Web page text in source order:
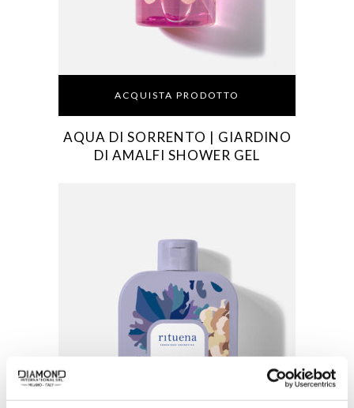
ACQUISTA PRODOTTO
AQUA DI SORRENTO | GIARDINO
DI AMALFI SHOWER GEL